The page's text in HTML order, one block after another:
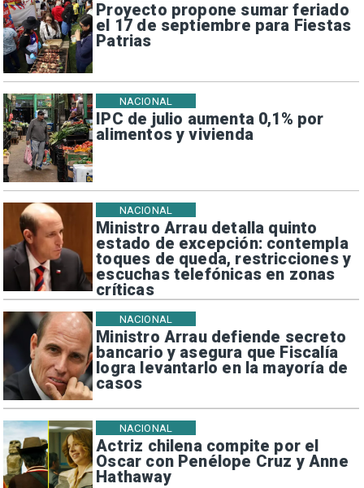
Proyecto propone sumar feriado
el 17 de septiembre para Fiestas
Patrias
IPC de julio aumenta 0,1% por
alimentos y vivienda
NACIONAL
Ministro Arrau detalla quinto
estado de excepción: contempla
toques de queda, restricciones y
escuchas telefónicas en zonas
críticas
NACIONAL
Ministro Arrau defiende secreto
bancario y asegura que Fiscalía
logra levantarlo en la mayoría de
casos
NACIONAL
Actriz chilena compite por el
Oscar con Penélope Cruz y Anne
Hathaway
NACIONAL